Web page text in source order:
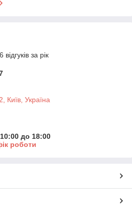
за рік
Київ, Україна
до 18:00
роботи